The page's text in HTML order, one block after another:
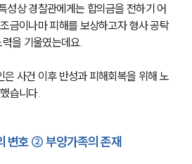
성상 경찰관에게는 합의금을 전하기 어
금이나마 피해를 보상하고자 형사 공탁
을 기울였는데요.
사건 이후 반성과 피해회복을 위해 노
습니다.
변호 ② 부양가족의 존재